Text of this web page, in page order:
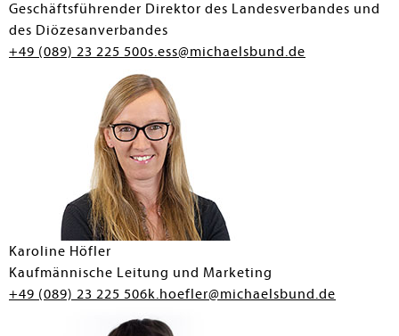
Geschäftsführender Direktor des Landesverbandes und
des Diözesanverbandes
+49 (089) 23 225 500s.ess@michaelsbund.de
Karoline Höfler
Kaufmännische Leitung und Marketing
+49 (089) 23 225 506k.hoefler@michaelsbund.de